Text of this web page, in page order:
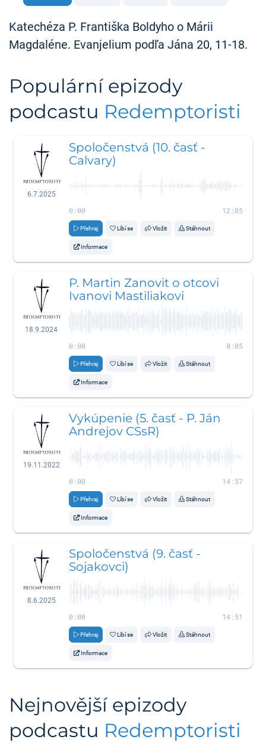
Katechéza P. Františka Boldyho o Márii
Magdaléne. Evanjelium podľa Jána 20, 11-18.
Populární epizody
podcastu Redemptoristi
6.7.2025
Spoločenstvá (10. časť -
Calvary)
0:00 12:05
Přehraj Líbí se Vložit Stáhnout
Informace
18.9.2024
P. Martin Zanovit o otcovi
Ivanovi Mastiliakovi
0:00 8:05
Přehraj Líbí se Vložit Stáhnout
Informace
19.11.2022
Vykúpenie (5. časť - P. Ján
Andrejov CSsR)
0:00 14:57
Přehraj Líbí se Vložit Stáhnout
Informace
8.6.2025
Spoločenstvá (9. časť -
Sojakovci)
0:00 14:51
Přehraj Líbí se Vložit Stáhnout
Informace
Nejnovější epizody
podcastu Redemptoristi